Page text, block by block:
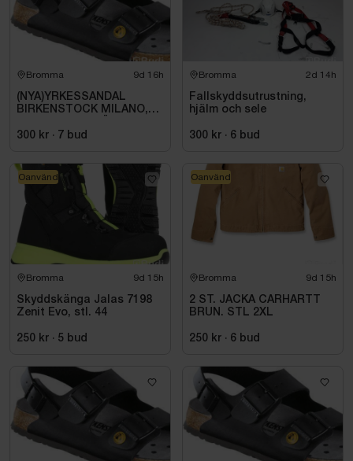
Bromma 9d 16h
(NYA)YRKESSANDAL
BIRKENSTOCK MILANO,
SVART. STL 42
300 kr · 7 bud
Bromma 2d 14h
Fallskyddsutrustning,
hjälm och sele
300 kr · 6 bud
Bromma 9d 15h
Skyddskänga Jalas 7198
Zenit Evo, stl. 44
250 kr · 5 bud
Oanvänd
Bromma 9d 15h
2 ST. JACKA CARHARTT
BRUN. STL 2XL
250 kr · 6 bud
Oanvänd